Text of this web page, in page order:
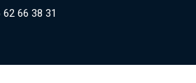
66 38 31